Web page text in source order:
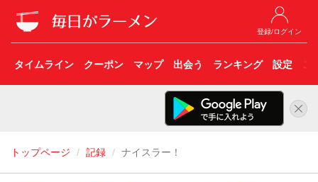
登録/ログイン
タイムライン クーポン マップ 出会う ランキング 設定 こ
トップページ 記録 ナイスラー！